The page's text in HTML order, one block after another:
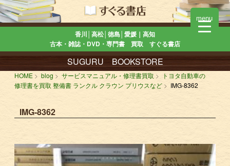
香川│高松│徳島│愛媛｜高知
古本・雑誌・DVD・専門書 買取 すぐる書店
SUGURU BOOKSTORE
HOME blog サービスマニュアル・修理書買取
トヨタ自動車の
修理書を買取 整備書 ランクル クラウン プリウスなど
IMG-8362
IMG-8362
menu